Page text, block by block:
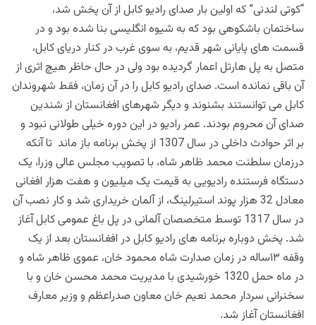
“کوتی لندنی” که اولین بار صدای رادیو کابل از آن پخش شد،
ساختمان باشکوهی بود که به شیوه انگلیسی بنا شده بود و در
قسمت های پایانی شهر قدیم، به سوی غرب در کنار دریای کابل،
متصل به پل هارتل اعمار گردیده بود ولی در حال حاظر هیچ اثری از
آن باقی نمانده است. صدای رادیو کابل را در آن زمان، فقط شهروندان
کابل می توانستند بشنوند و دیگر شهرهای افغانستان از شندین
صدای آن محروم بودند. عمر رادیو در این دوره خیلی طولانی نبود و
بر اثر حوادث داخلی در سال 1307 از پخش برنامه باز ماند تا آنکه
درزمان سلطنت محمد ظاهر شاه، با تصویب مجلس عالی وزرا، یک
دستگاه فرستنده رادیویی به قیمت یک میلیون و هفت هزار افغانی
معادل 32 هزار پوند استیرلینگ، از آلمان خریداری شد و کار نصب آن
در سال 1317 توسط متخصصان آلمانی در پل باغ عمومی کابل آغاز
شد. پخش دوباره برنامه های رادیو کابل در افغانستان بعد از یک
وقفه ١٣ساله در زمان صدارت شاه محمود خان، عموی ظاهر شاه و
در ماه حمل 1320 خورشیدی با مدیریت محمد محسن خان و با
سخنرانی سردار محمد نعیم خان معاون صدراعظم و وزیر معارف
افغانستان آغاز شد.